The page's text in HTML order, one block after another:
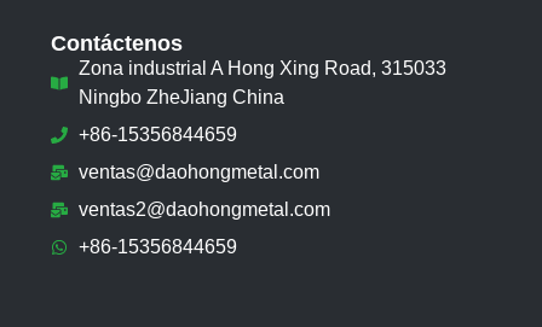
Contáctenos
Zona industrial A Hong Xing Road, 315033
Ningbo ZheJiang China
+86-15356844659
ventas@daohongmetal.com
ventas2@daohongmetal.com
+86-15356844659